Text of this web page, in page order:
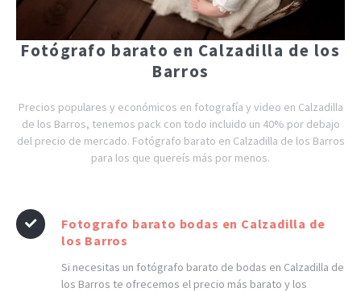
Fotógrafo barato en Calzadilla de los
Barros
Precios populares y económicos en fotografía y video en Calzadilla
de los Barros, tenemos pack con todo incluido un 40% por debajo
del precio de mercado. Fotógrafo barato en Calzadilla de los Barros
para los que quereís más por menos.
Fotografo barato bodas en Calzadilla de
los Barros
Si necesitas un fotógrafo barato de bodas en Calzadilla de
los Barros te ofrecemos el precio más barato y los